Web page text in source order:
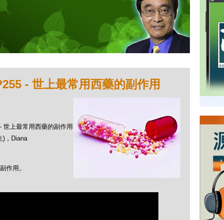
- 世上最常用西藥的副作用
世上最常用西藥的副作用
)，Diana
作用。